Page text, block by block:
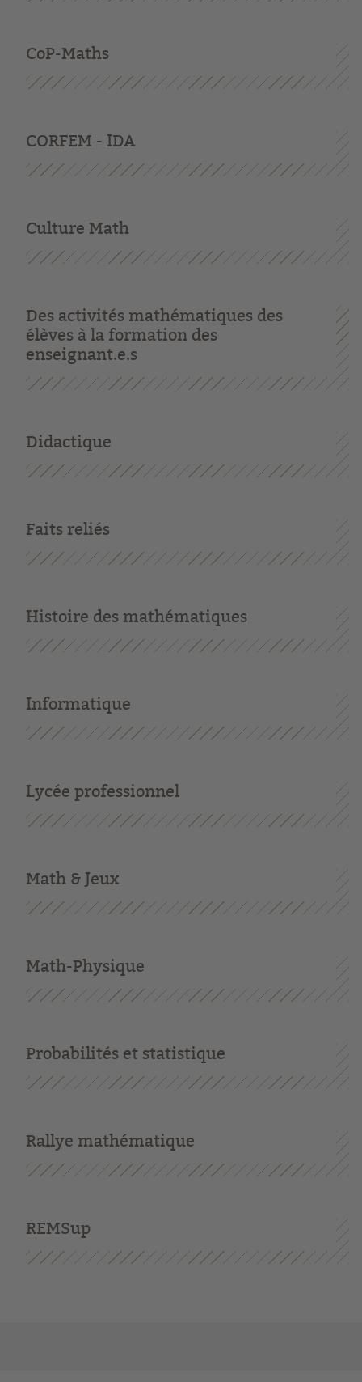
CoP-Maths
CORFEM - IDA
Culture Math
Des activités mathématiques des
élèves à la formation des
enseignant.e.s
Didactique
Faits reliés
Histoire des mathématiques
Informatique
Lycée professionnel
Math & Jeux
Math-Physique
Probabilités et statistique
Rallye mathématique
REMSup